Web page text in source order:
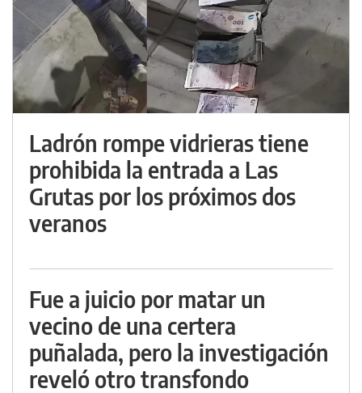
Ladrón rompe vidrieras tiene
prohibida la entrada a Las
Grutas por los próximos dos
veranos
Fue a juicio por matar un
vecino de una certera
puñalada, pero la investigación
reveló otro transfondo